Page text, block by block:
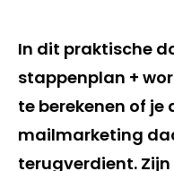
In dit praktische
stappenplan +
te berekenen of je
mailmarketing
terugverdient.